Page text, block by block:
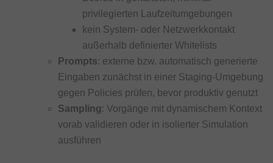
privilegierten Laufzeitumgebungen
kein System- oder Netzwerkkontakt
außerhalb definierter Whitelists
Prompts: externe bzw. automatisch generierte
Eingaben zunächst in einer Staging-Umgebung
gegen Policies prüfen, bevor produktiv genutzt
Sampling: Vorgänge mit dynamischem Kontext
vorab validieren oder in isolierter Simulation
ausführen